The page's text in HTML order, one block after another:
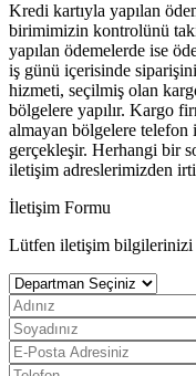
Kredi kartıyla yapılan
birimimizin kontrolünü
yapılan ödemelerde ise
iş günü içerisinde
hizmeti, seçilmiş olan
bölgelere yapılır. Kargo
almayan bölgelere telefon
gerçekleşir. Herhangi bir
iletişim adreslerimizden
İletişim Formu
Lütfen iletişim bilgilerinizi